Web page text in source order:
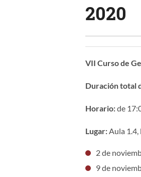
2020
VII Curso de
Duración total
Horario:de
Lugar: Aula 1.4,
2 de
9 de